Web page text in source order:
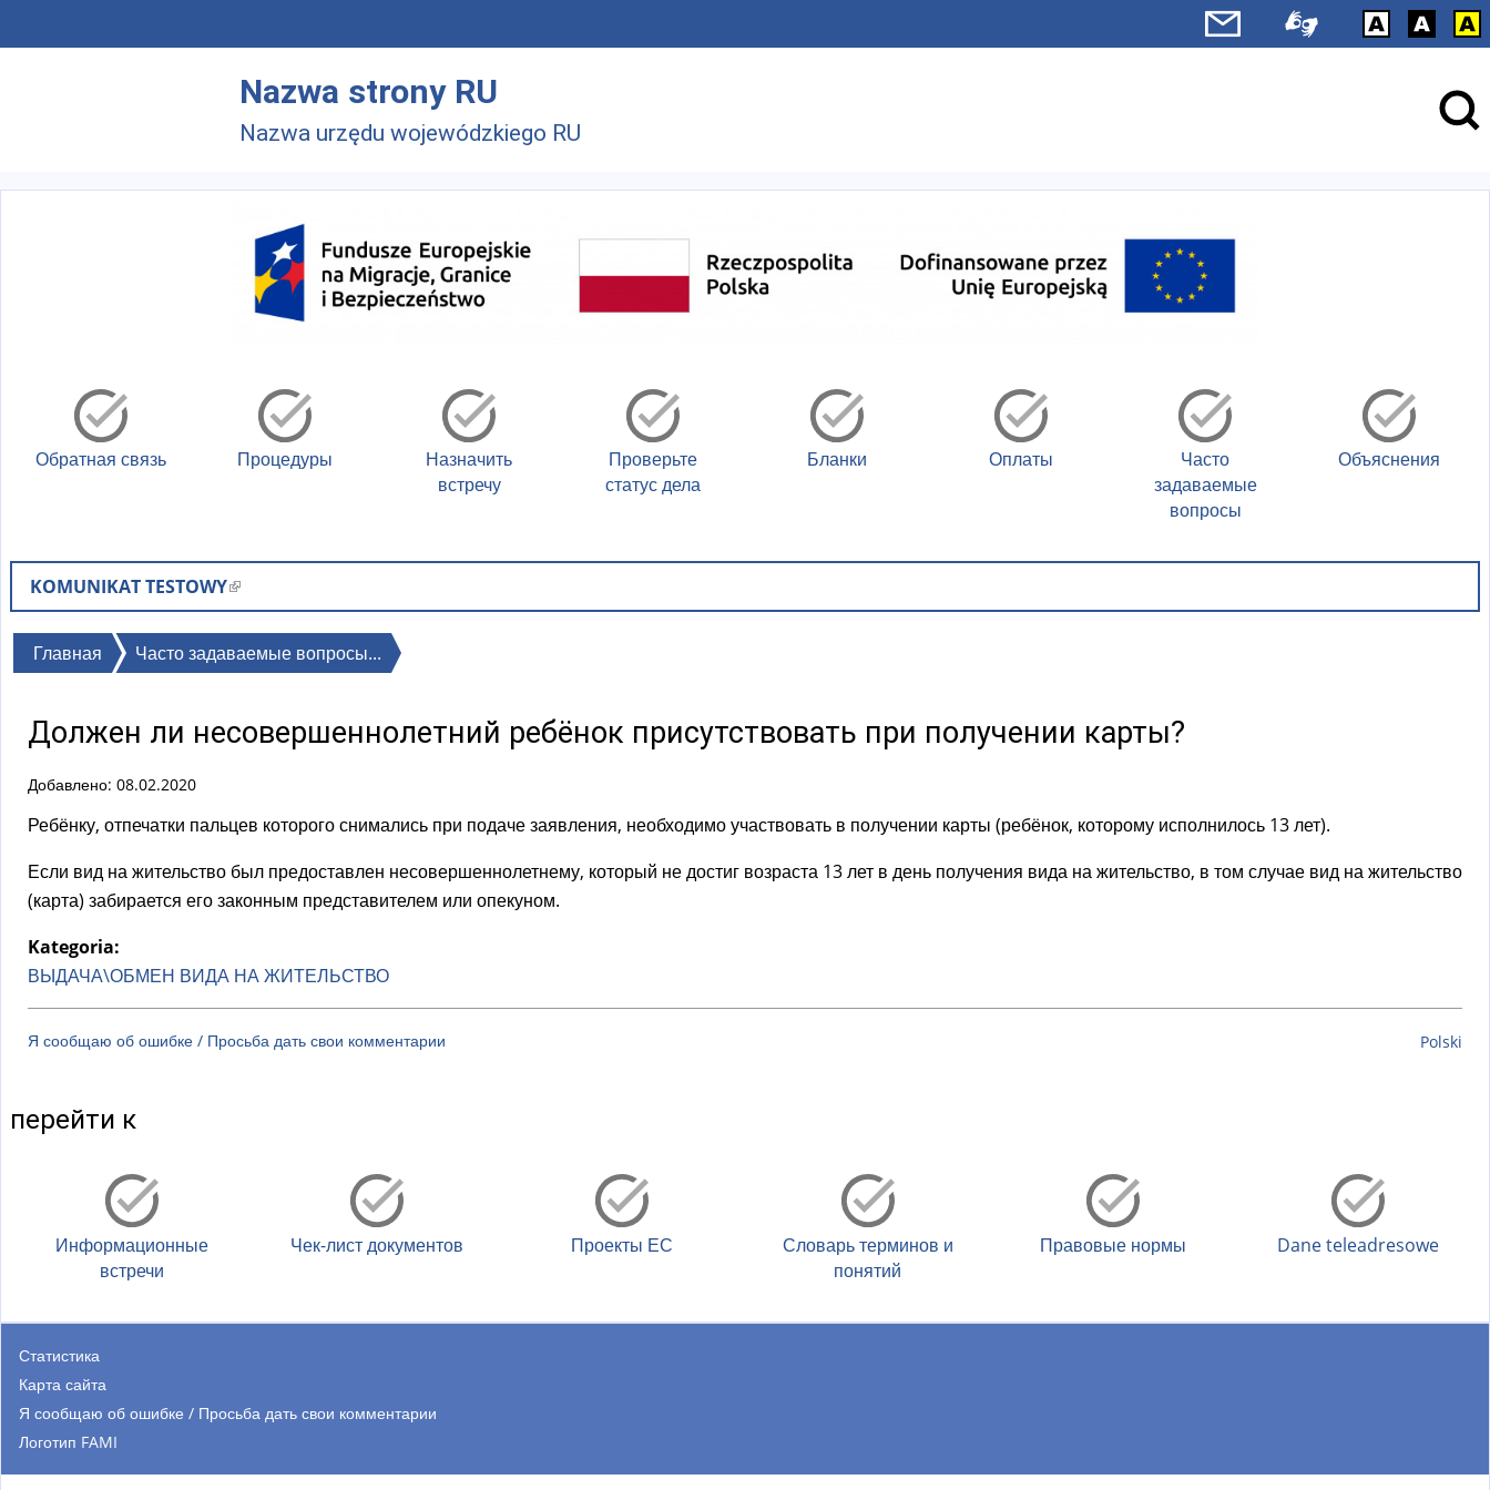
Nazwa strony RU
Nazwa urzędu wojewódzkiego RU
Обратная связь Процедуры
Назначить
встречу
Проверьте
статус дела
Бланки Оплаты
Часто
задаваемые
вопросы
Объяснения
KOMUNIKAT TESTOWY(
в
н
е
н
с
ы
л
)
ВыГлавная Часто задаваемые вопросы...
Должен ли несовершеннолетний ребёнок присутствовать при получении карты?
Добавлено: 08.02.2020
Ребёнку, отпечатки пальцев которого снимались при подаче заявления, необходимо участвовать в получении карты (ребёнок, которому исполнилось 13 лет).
Если вид на жительство был предоставлен несовершеннолетнему, который не достиг возраста 13 лет в день получения вида на жительство, в том случае вид на жительство
(карта) забирается его законным представителем или опекуном.
Kategoria:
ВЫДАЧА\ОБМЕН ВИДА НА ЖИТЕЛЬСТВО
Я сообщаю об ошибке / Просьба дать свои комментарии Polski
перейти к
Информационные
встречи
Чек-лист документов Проекты ЕС
Словарь терминов и
понятий
Правовые нормы Dane teleadresowe
Статистика
Карта сайта
Я сообщаю об ошибке / Просьба дать свои комментарии
Логотип FAMI